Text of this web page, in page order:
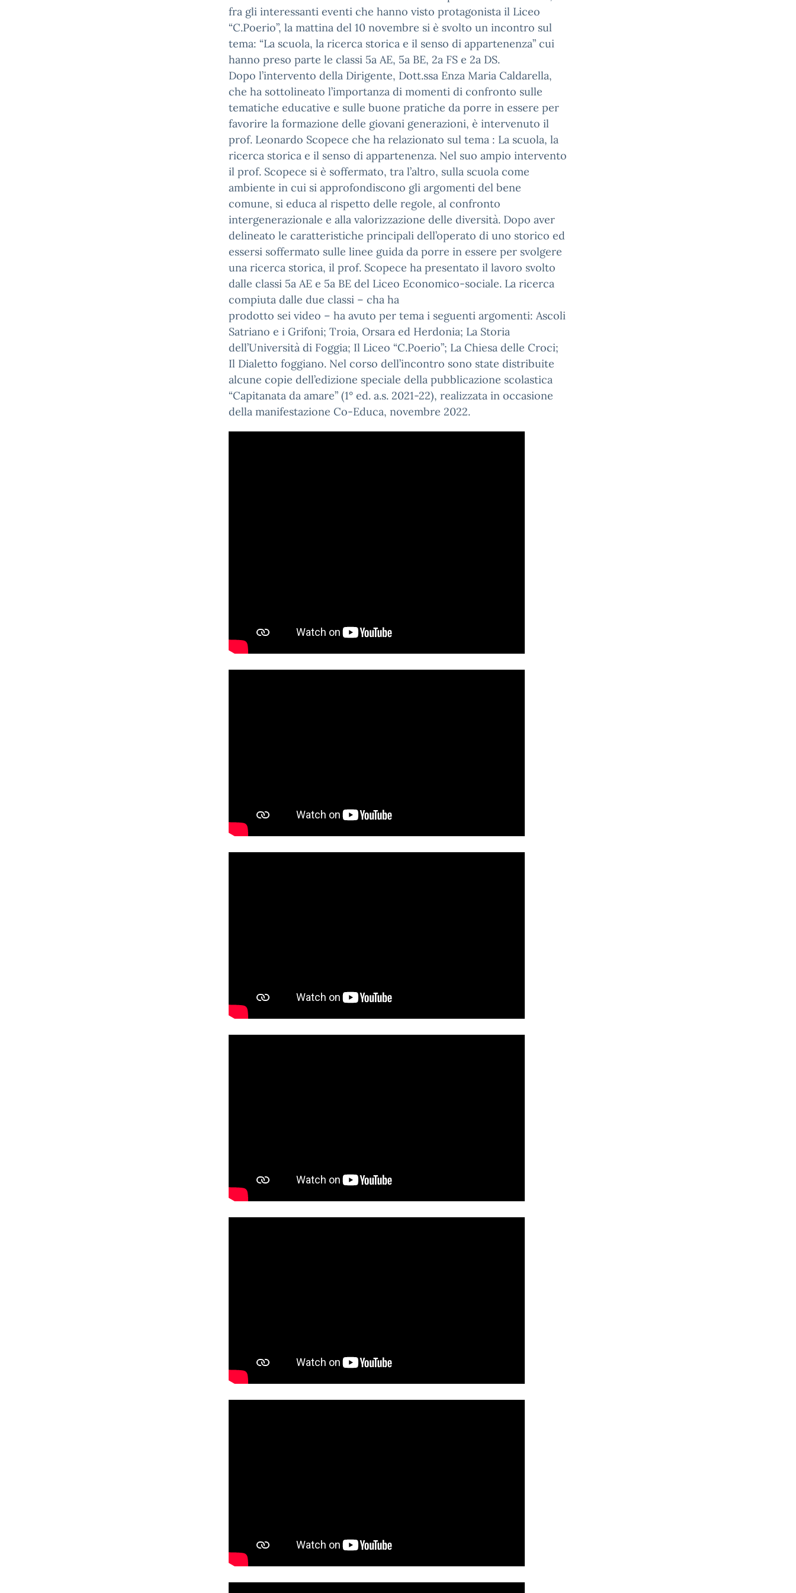
fra gli interessanti eventi che hanno visto protagonista il Liceo
“C.Poerio”, la mattina del 10 novembre si è svolto un incontro sul
tema: “La scuola, la ricerca storica e il senso di appartenenza” cui
hanno preso parte le classi 5a AE, 5a BE, 2a FS e 2a DS.
Dopo l’intervento della Dirigente, Dott.ssa Enza Maria Caldarella,
che ha sottolineato l’importanza di momenti di confronto sulle
tematiche educative e sulle buone pratiche da porre in essere per
favorire la formazione delle giovani generazioni, è intervenuto il
prof. Leonardo Scopece che ha relazionato sul tema : La scuola, la
ricerca storica e il senso di appartenenza. Nel suo ampio intervento
il prof. Scopece si è soffermato, tra l’altro, sulla scuola come
ambiente in cui si approfondiscono gli argomenti del bene
comune, si educa al rispetto delle regole, al confronto
intergenerazionale e alla valorizzazione delle diversità. Dopo aver
delineato le caratteristiche principali dell’operato di uno storico ed
essersi soffermato sulle linee guida da porre in essere per svolgere
una ricerca storica, il prof. Scopece ha presentato il lavoro svolto
dalle classi 5a AE e 5a BE del Liceo Economico-sociale. La ricerca
compiuta dalle due classi – cha ha
prodotto sei video – ha avuto per tema i seguenti argomenti: Ascoli
Satriano e i Grifoni; Troia, Orsara ed Herdonia; La Storia
dell’Università di Foggia; Il Liceo “C.Poerio”; La Chiesa delle Croci;
Il Dialetto foggiano. Nel corso dell’incontro sono state distribuite
alcune copie dell’edizione speciale della pubblicazione scolastica
“Capitanata da amare” (1° ed. a.s. 2021-22), realizzata in occasione
della manifestazione Co-Educa, novembre 2022.